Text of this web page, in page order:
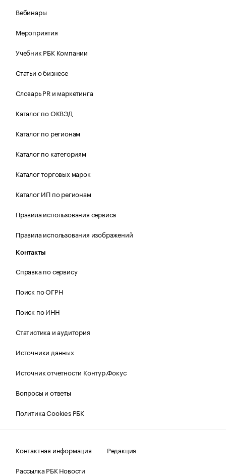
Вебинары
Мероприятия
Учебник РБК Компании
Статьи о бизнесе
Словарь PR и маркетинга
Каталог по ОКВЭД
Каталог по регионам
Каталог по категориям
Каталог торговых марок
Каталог ИП по регионам
Правила использования сервиса
Правила использования изображений
Контакты
Справка по сервису
Поиск по ОГРН
Поиск по ИНН
Статистика и аудитория
Источники данных
Источник отчетности Контур.Фокус
Вопросы и ответы
Политика Cookies РБК
Контактная информация
Редакция
Рассылка РБК Новости